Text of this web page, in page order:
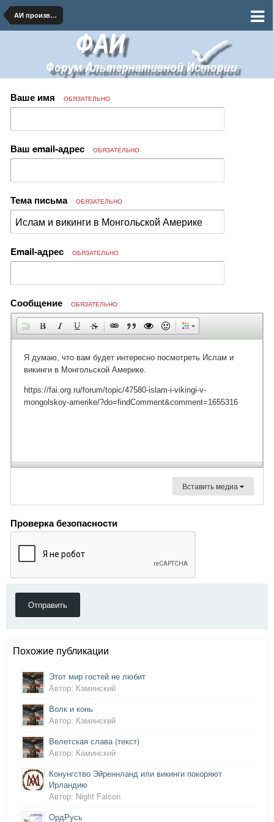
АИ произведения на бумаге и в сети
Ваше имя ОБЯЗАТЕЛЬНО
Ваш email-адрес ОБЯЗАТЕЛЬНО
Тема письма ОБЯЗАТЕЛЬНО
Email-адрес ОБЯЗАТЕЛЬНО
Сообщение ОБЯЗАТЕЛЬНО
Вставить медиа
Проверка безопасности
Отправить
Похожие публикации
Этот мир гостей не любит
Автор: Каминский
Волк и конь
Автор: Каминский
Велетская слава (текст)
Автор: Каминский
Конунгство Эйреннланд или викинги покоряют
Ирландию
Автор: Night Falcon
ОрдРусь